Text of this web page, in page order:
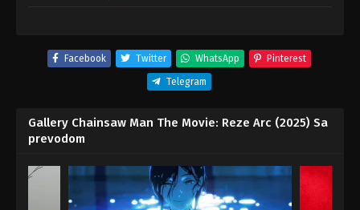
Facebook Twitter WhatsApp Pinterest
Telegram
Gallery Chainsaw Man The Movie: Reze Arc (2025) Sa
prevodom